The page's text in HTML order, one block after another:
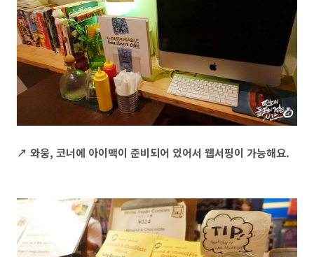
↗ 와웅, 코너에 아이맥이 준비되어 있어서 웹서핑이 가능해요.